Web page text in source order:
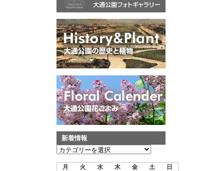
新着情報
新
月 火 水 木 金 土 日